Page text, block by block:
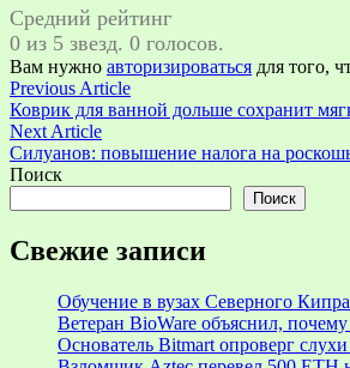
Средний рейтинг
0 из 5 звезд. 0 голосов.
Вам нужно авторизироваться для того,
Навигация
по
записям
Previous ArticlePrevious
article:
Коврик для ванной дольше сохранит
Next ArticleNext
article:
Силуанов: повышение налога на
Поиск
Поиск
Свежие записи
Обучение в вузах Северного
Ветеран BioWare объяснил,
Основатель Bitmart опроверг